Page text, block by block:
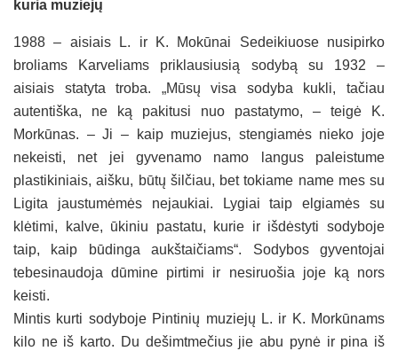
kuria muziejų
1988 – aisiais L. ir K. Mokūnai Sedeikiuose nusipirko
broliams Karveliams priklausiusią sodybą su 1932 –
aisiais statyta troba. „Mūsų visa sodyba kukli, tačiau
autentiška, ne ką pakitusi nuo pastatymo, – teigė K.
Morkūnas. – Ji – kaip muziejus, stengiamės nieko joje
nekeisti, net jei gyvenamo namo langus paleistume
plastikiniais, aišku, būtų šilčiau, bet tokiame name mes su
Ligita jaustumėmės nejaukiai. Lygiai taip elgiamės su
klėtimi, kalve, ūkiniu pastatu, kurie ir išdėstyti sodyboje
taip, kaip būdinga aukštaičiams“. Sodybos gyventojai
tebesinaudoja dūmine pirtimi ir nesiruošia joje ką nors
keisti.
Mintis kurti sodyboje Pintinių muziejų L. ir K. Morkūnams
kilo ne iš karto. Du dešimtmečius jie abu pynė ir pina iš